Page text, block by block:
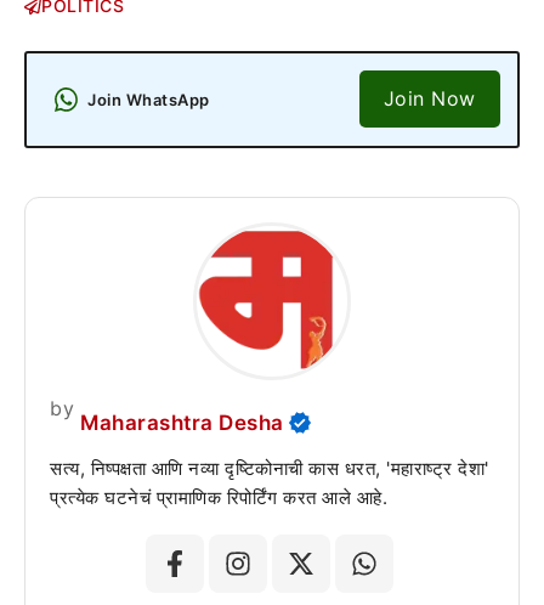
POLITICS
Join WhatsApp Join Now
by
Maharashtra Desha
सत्य, निष्पक्षता आणि नव्या दृष्टिकोनाची कास धरत, 'महाराष्ट्र देशा'
प्रत्येक घटनेचं प्रामाणिक रिपोर्टिंग करत आले आहे.